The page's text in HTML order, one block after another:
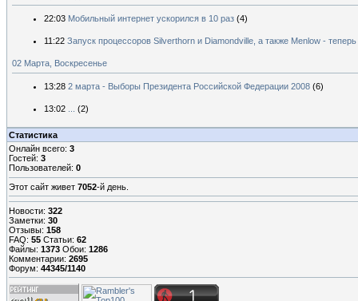
22:03 Мобильный интернет ускорился в 10 раз (4)
11:22 Запуск процессоров Silverthorn и Diamondville, а также Menlow -
02 Марта, Воскресенье
13:28 2 марта - Выборы Президента Российской Федерации 2008 (6)
13:02 (2)
Статистика
Онлайн всего: 3
Гостей: 3
Пользователей: 0
Этот сайт живет 7052-й день.
Новости: 322
Заметки: 30
Отзывы: 158
FAQ: 55 Статьи: 62
Файлы: 1373 Обои: 1286
Комментарии: 2695
Форум: 44345/1140